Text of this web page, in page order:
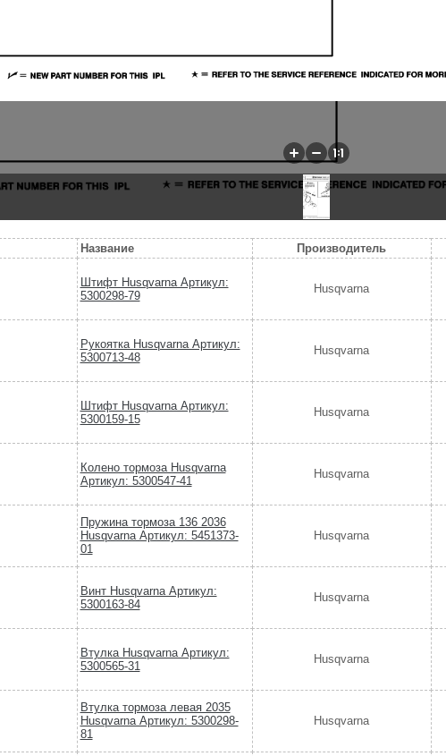
Название Производитель
Штифт Husqvarna Артикул:
5300298-79
Husqvarna
Рукоятка Husqvarna Артикул:
5300713-48
Husqvarna
Штифт Husqvarna Артикул:
5300159-15
Husqvarna
Колено тормоза Husqvarna
Артикул: 5300547-41
Husqvarna
Пружина тормоза 136 2036
Husqvarna Артикул: 5451373-
01
Husqvarna
Винт Husqvarna Артикул:
5300163-84
Husqvarna
Втулка Husqvarna Артикул:
5300565-31
Husqvarna
Втулка тормоза левая 2035
Husqvarna Артикул: 5300298-
81
Husqvarna